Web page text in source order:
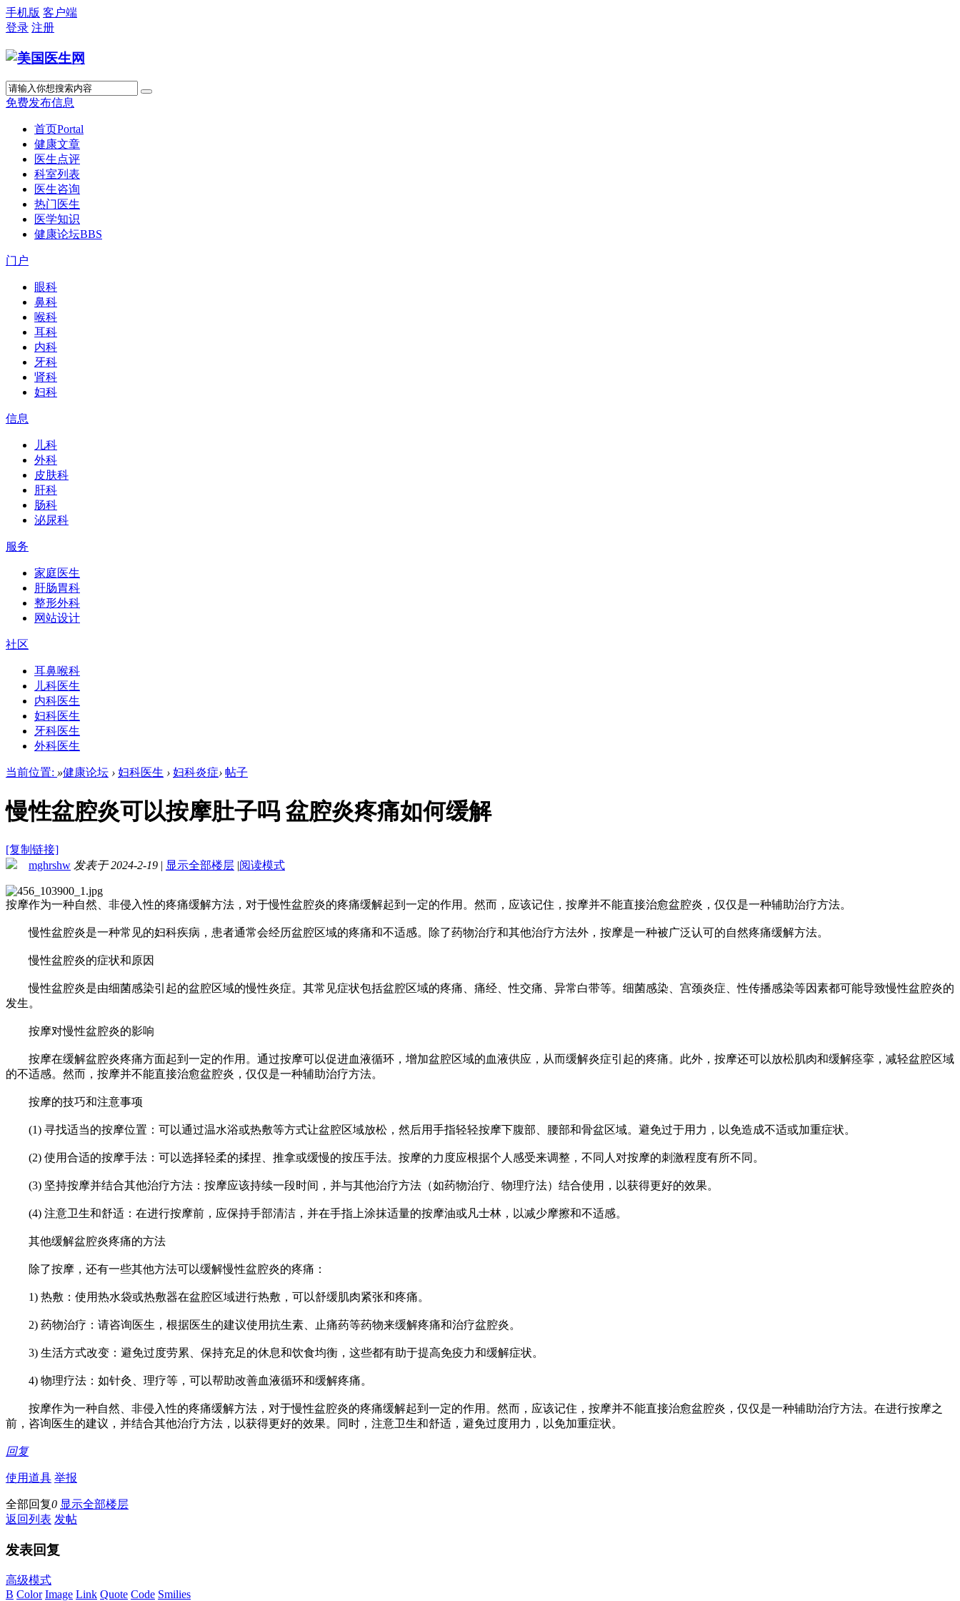
手机版 客户端
登录 注册
免费发布信息
首页Portal
健康文章
医生点评
科室列表
医生咨询
热门医生
医学知识
健康论坛BBS
门户
眼科
鼻科
喉科
耳科
内科
牙科
肾科
妇科
信息
儿科
外科
皮肤科
肝科
肠科
泌尿科
服务
家庭医生
肝肠胃科
整形外科
网站设计
社区
耳鼻喉科
儿科医生
内科医生
妇科医生
牙科医生
外科医生
当前位置: »健康论坛 › 妇科医生 › 妇科炎症› 帖子
慢性盆腔炎可以按摩肚子吗 盆腔炎疼痛如何缓解
[复制链接]
mghrshw 发表于 2024-2-19 | 显示全部楼层 |阅读模式
按摩作为一种自然、非侵入性的疼痛缓解方法，对于慢性盆腔炎的疼痛缓解起到一定的作用。然而，应该记住，按摩并不能直接治愈盆腔炎，仅仅是一种辅助治疗方法。
慢性盆腔炎是一种常见的妇科疾病，患者通常会经历盆腔区域的疼痛和不适感。除了药物治疗和其他治疗方法外，按摩是一种被广泛认可的自然疼痛缓解方法。
慢性盆腔炎的症状和原因
慢性盆腔炎是由细菌感染引起的盆腔区域的慢性炎症。其常见症状包括盆腔区域的疼痛、痛经、性交痛、异常白带等。细菌感染、宫颈炎症、性传播感染等因素都可能导致慢性盆腔炎的
发生。
按摩对慢性盆腔炎的影响
按摩在缓解盆腔炎疼痛方面起到一定的作用。通过按摩可以促进血液循环，增加盆腔区域的血液供应，从而缓解炎症引起的疼痛。此外，按摩还可以放松肌肉和缓解痉挛，减轻盆腔区域
的不适感。然而，按摩并不能直接治愈盆腔炎，仅仅是一种辅助治疗方法。
按摩的技巧和注意事项
(1) 寻找适当的按摩位置：可以通过温水浴或热敷等方式让盆腔区域放松，然后用手指轻轻按摩下腹部、腰部和骨盆区域。避免过于用力，以免造成不适或加重症状。
(2) 使用合适的按摩手法：可以选择轻柔的揉捏、推拿或缓慢的按压手法。按摩的力度应根据个人感受来调整，不同人对按摩的刺激程度有所不同。
(3) 坚持按摩并结合其他治疗方法：按摩应该持续一段时间，并与其他治疗方法（如药物治疗、物理疗法）结合使用，以获得更好的效果。
(4) 注意卫生和舒适：在进行按摩前，应保持手部清洁，并在手指上涂抹适量的按摩油或凡士林，以减少摩擦和不适感。
其他缓解盆腔炎疼痛的方法
除了按摩，还有一些其他方法可以缓解慢性盆腔炎的疼痛：
1) 热敷：使用热水袋或热敷器在盆腔区域进行热敷，可以舒缓肌肉紧张和疼痛。
2) 药物治疗：请咨询医生，根据医生的建议使用抗生素、止痛药等药物来缓解疼痛和治疗盆腔炎。
3) 生活方式改变：避免过度劳累、保持充足的休息和饮食均衡，这些都有助于提高免疫力和缓解症状。
4) 物理疗法：如针灸、理疗等，可以帮助改善血液循环和缓解疼痛。
按摩作为一种自然、非侵入性的疼痛缓解方法，对于慢性盆腔炎的疼痛缓解起到一定的作用。然而，应该记住，按摩并不能直接治愈盆腔炎，仅仅是一种辅助治疗方法。在进行按摩之
前，咨询医生的建议，并结合其他治疗方法，以获得更好的效果。同时，注意卫生和舒适，避免过度用力，以免加重症状。
回复
使用道具 举报
全部回复0 显示全部楼层
返回列表 发帖
发表回复
高级模式
B Color Image Link Quote Code Smilies